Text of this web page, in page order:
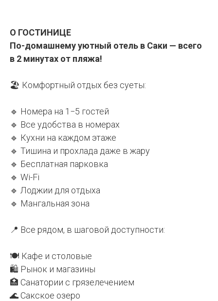
О ГОСТИНИЦЕ
По-домашнему уютный отель в Саки — всего
в 2 минутах от пляжа!
🏖 Комфортный отдых без суеты:
🔹 Номера на 1−5 гостей
🔹 Все удобства в номерах
🔹 Кухни на каждом этаже
🔹 Тишина и прохлада даже в жару
🔹 Бесплатная парковка
🔹 Wi-Fi
🔹 Лоджии для отдыха
🔹 Мангальная зона
📍 Все рядом, в шаговой доступности:
🍽 Кафе и столовые
🛍 Рынок и магазины
🏥 Санатории с грязелечением
🌊 Сакское озеро